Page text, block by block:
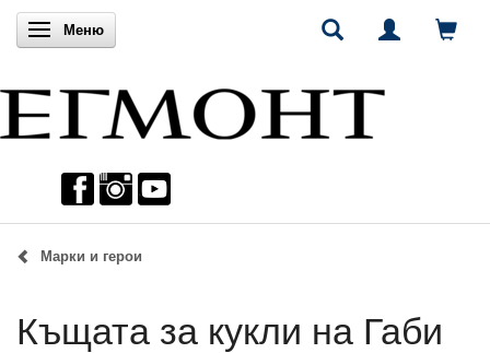
Включи навигацията
Меню
Марки и герои
Къщата за кукли на Габи